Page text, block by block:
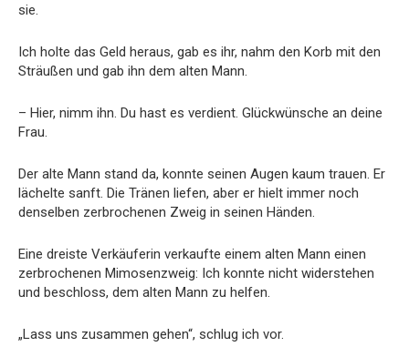
sie.
Ich holte das Geld heraus, gab es ihr, nahm den Korb mit den
Sträußen und gab ihn dem alten Mann.
– Hier, nimm ihn. Du hast es verdient. Glückwünsche an deine
Frau.
Der alte Mann stand da, konnte seinen Augen kaum trauen. Er
lächelte sanft. Die Tränen liefen, aber er hielt immer noch
denselben zerbrochenen Zweig in seinen Händen.
Eine dreiste Verkäuferin verkaufte einem alten Mann einen
zerbrochenen Mimosenzweig: Ich konnte nicht widerstehen
und beschloss, dem alten Mann zu helfen.
„Lass uns zusammen gehen“, schlug ich vor.